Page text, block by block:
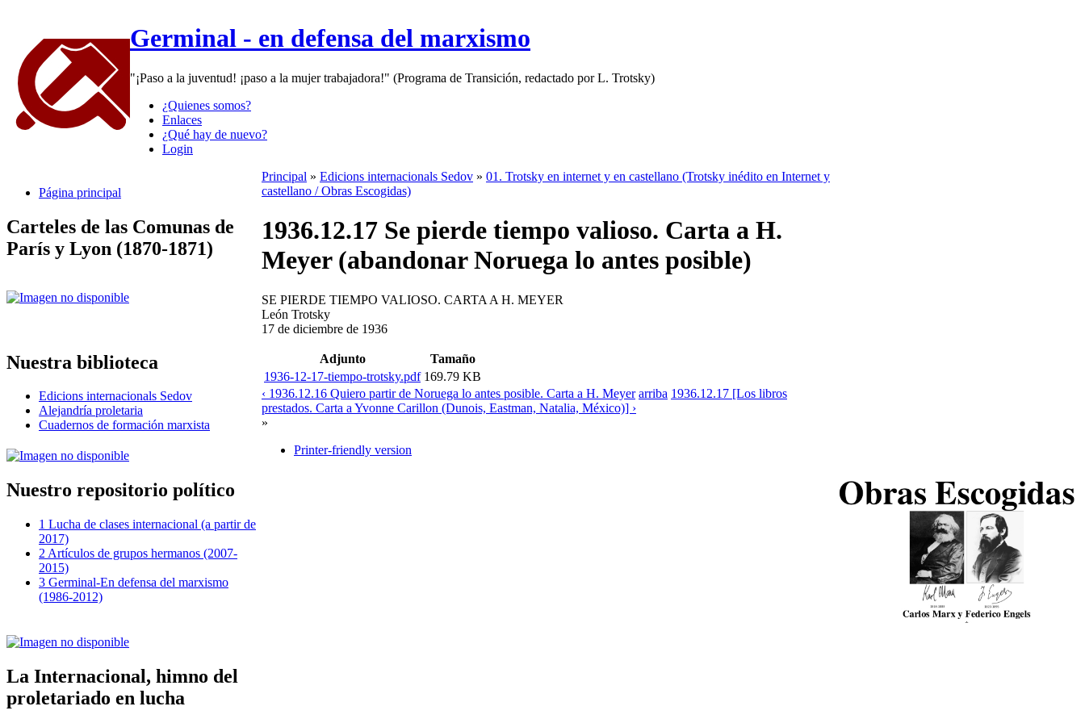
Germinal - en defensa del marxismo
"¡Paso a la juventud! ¡paso a la mujer trabajadora!" (Programa de Transición, redactado por L. Trotsky)
¿Quienes somos?
Enlaces
¿Qué hay de nuevo?
Login
Página principal
Carteles de las Comunas de
París y Lyon (1870-1871)
Nuestra biblioteca
Edicions internacionals Sedov
Alejandría proletaria
Cuadernos de formación marxista
Nuestro repositorio político
1 Lucha de clases internacional (a partir de
2017)
2 Artículos de grupos hermanos (2007-
2015)
3 Germinal-En defensa del marxismo
(1986-2012)
La Internacional, himno del
proletariado en lucha
Principal » Edicions internacionals Sedov » 01. Trotsky en internet y en castellano (Trotsky inédito en Internet y
castellano / Obras Escogidas)
1936.12.17 Se pierde tiempo valioso. Carta a H.
Meyer (abandonar Noruega lo antes posible)
SE PIERDE TIEMPO VALIOSO. CARTA A H. MEYER
León Trotsky
17 de diciembre de 1936
Adjunto
Tamaño
1936-12-17-tiempo-trotsky.pdf 169.79 KB
‹ 1936.12.16 Quiero partir de Noruega lo antes posible. Carta a H. Meyer arriba 1936.12.17 [Los libros
prestados. Carta a Yvonne Carillon (Dunois, Eastman, Natalia, México)] ›
»
Printer-friendly version